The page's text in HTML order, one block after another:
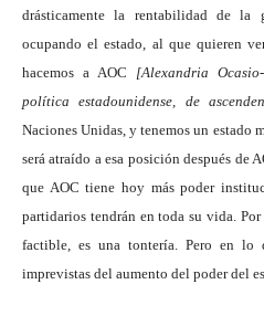
drásticamente la rentabilidad de la
ocupando el estado, al que quieren
hacemos a AOC [Alexandria
política estadounidense, de
Naciones Unidas, y tenemos un estado
será atraído a esa posición después de
que AOC tiene hoy más poder
partidarios tendrán en toda su vida.
factible, es una tontería. Pero en lo
imprevistas del aumento del poder del